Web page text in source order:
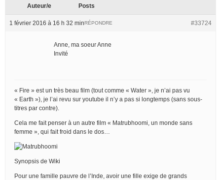
Auteur/e Posts
1 février 2016 à 16 h 32 min #33724
RÉPONDRE
Anne, ma soeur Anne
Invité
« Fire » est un très beau film (tout comme « Water », je n’ai pas vu
« Earth »), je l’ai revu sur youtube il n’y a pas si longtemps (sans sous-
titres par contre).
Cela me fait penser à un autre film « Matrubhoomi, un monde sans
femme », qui fait froid dans le dos…
Synopsis de Wiki
Pour une famille pauvre de l’Inde, avoir une fille exige de grands